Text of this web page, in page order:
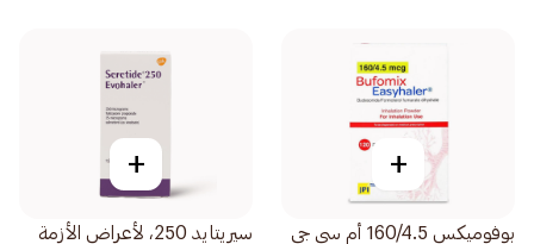
+
بوفوميكس 160/4.5 أم سي جي
+
سيريتايد 250، لأعراض الأزمة